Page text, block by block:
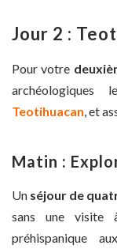
Jour 2 :
Pour votre
archéologiques
Teotihuacan, et
Matin :
Un séjour de
sans une visite
préhispanique